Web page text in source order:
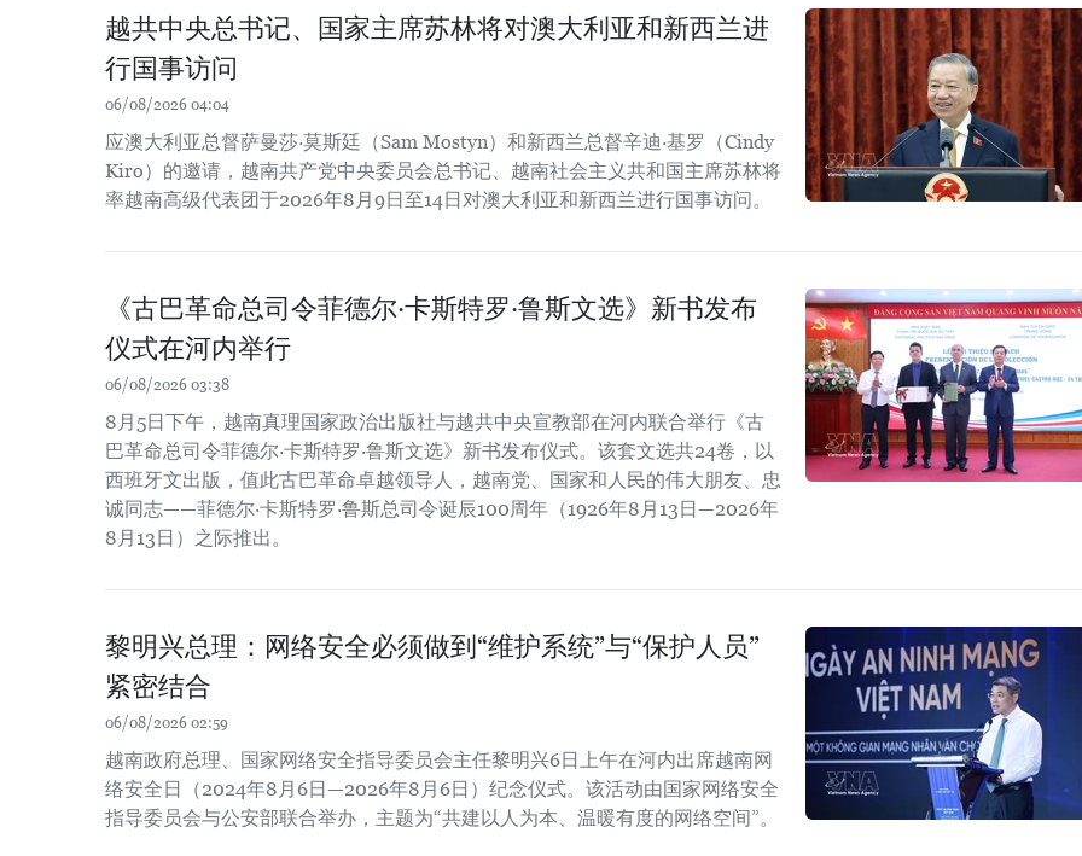
越共中央总书记、国家主席苏林将对澳大利亚和新西兰进
行国事访问
06/08/2026 04:04
应澳大利亚总督萨曼莎·莫斯廷（Sam Mostyn）和新西兰总督辛迪·基罗（Cindy
Kiro）的邀请，越南共产党中央委员会总书记、越南社会主义共和国主席苏林将
率越南高级代表团于2026年8月9日至14日对澳大利亚和新西兰进行国事访问。
《古巴革命总司令菲德尔·卡斯特罗·鲁斯文选》新书发布
仪式在河内举行
06/08/2026 03:38
8月5日下午，越南真理国家政治出版社与越共中央宣教部在河内联合举行《古
巴革命总司令菲德尔·卡斯特罗·鲁斯文选》新书发布仪式。该套文选共24卷，以
西班牙文出版，值此古巴革命卓越领导人，越南党、国家和人民的伟大朋友、忠
诚同志——菲德尔·卡斯特罗·鲁斯总司令诞辰100周年（1926年8月13日—2026年
8月13日）之际推出。
黎明兴总理：网络安全必须做到“维护系统”与“保护人员”
紧密结合
06/08/2026 02:59
越南政府总理、国家网络安全指导委员会主任黎明兴6日上午在河内出席越南网
络安全日（2024年8月6日—2026年8月6日）纪念仪式。该活动由国家网络安全
指导委员会与公安部联合举办，主题为“共建以人为本、温暖有度的网络空间”。